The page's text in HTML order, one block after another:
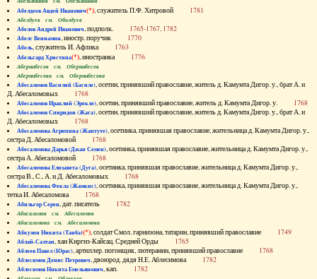
Абелдеев Авдей Иванович(*), служитель П.Ф. Хитровой 1781
Абелдуев см. Оболдуев
Абелов Андрей Иванович, подполк. 1765-1767, 1782
Абелс Вениамин, иностр. поручик 1770
Абель, служитель И. Афлика 1763
Абельгард Христина(*), иностранка 1776
Абернибесов см. Обернибесов
Абернибесова см. Обернибесова
Абесаломов Василий (Басиле), осетин, принявший православие, житель д. Камумта Дигор. у., брат А. и
Д. Абесаломовых 1768
Абесаломов Ираклий (Эрекле), осетин, принявший православие, житель д. Камумта Дигор. у. 1768
Абесаломов Спиридон (Жага), осетин, принявший православие, житель д. Камумта Дигор. у., брат А. и
Д. Абесаломовых 1768
Абесаломова Агрипина (Жантуте), осетинка, принявшая православие, жительница д. Камумта Дигор. у.,
сестра Д. Абесаломовой 1768
Абесаломова Дарья (Джан Семен), осетинка, принявшая православие, жительница д. Камумта Дигор. у.,
сестра А. Абесаломовой 1768
Абесаломова Елизавета (Дуга), осетинка, принявшая православие, жительница д. Камумта Дигор. у.,
сестра В., С., А. и Д. Абесаломовых 1768
Абесаломова Фекла (Жамкис), осетинка, принявшая православие, жительница д. Камумта Дигор. у.,
тетка И. Абесаломова 1768
Абильгор Серен, дат. писатель 1782
Абисаломов см. Абесаломов
Абисаломова см. Абесаломова
Абкузин Никита (Танба)(*), солдат Смол. гарнизона, татарин, принявший православие 1749
Аблай-Салтан, хан Киргиз-Кайсац. Средней Орды 1765
Аблеев Павел (Юрас), артиллер. погонщик, лютеранин, принявший православие 1768
Аблесимов Денис Петрович, двоюрод. дядя Н.Е. Аблесимова 1782
Аблесимов Никита Емельянович, кап. 1782